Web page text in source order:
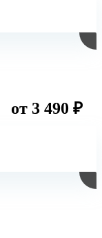
от 3 490 ₽